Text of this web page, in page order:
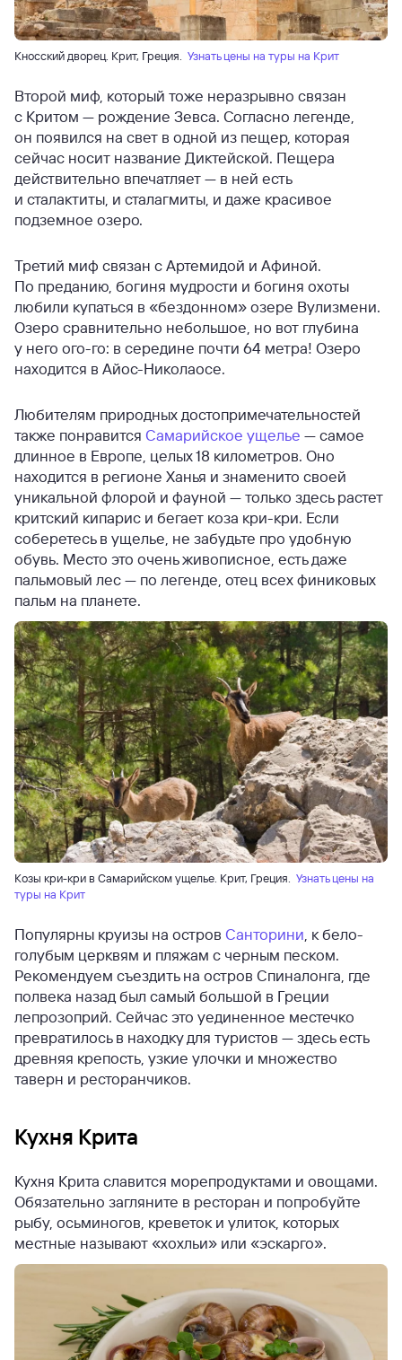
Кносский дворец. Крит, Греция. Узнать цены на туры на Крит
Второй миф, который тоже неразрывно связан
с Критом — рождение Зевса. Согласно легенде,
он появился на свет в одной из пещер, которая
сейчас носит название Диктейской. Пещера
действительно впечатляет — в ней есть
и сталактиты, и сталагмиты, и даже красивое
подземное озеро.
Третий миф связан с Артемидой и Афиной.
По преданию, богиня мудрости и богиня охоты
любили купаться в «бездонном» озере Вулизмени.
Озеро сравнительно небольшое, но вот глубина
у него ого-го: в середине почти 64 метра! Озеро
находится в Айос-Николаосе.
Любителям природных достопримечательностей
также понравится Самарийское ущелье — самое
длинное в Европе, целых 18 километров. Оно
находится в регионе Ханья и знаменито своей
уникальной флорой и фауной — только здесь растет
критский кипарис и бегает коза кри-кри. Если
соберетесь в ущелье, не забудьте про удобную
обувь. Место это очень живописное, есть даже
пальмовый лес — по легенде, отец всех финиковых
пальм на планете.
Козы кри-кри в Самарийском ущелье. Крит, Греция. Узнать цены на
туры на Крит
Популярны круизы на остров Санторини, к бело-
голубым церквям и пляжам с черным песком.
Рекомендуем съездить на остров Спиналонга, где
полвека назад был самый большой в Греции
лепрозоприй. Сейчас это уединенное местечко
превратилось в находку для туристов — здесь есть
древняя крепость, узкие улочки и множество
таверн и ресторанчиков.
Кухня Крита
Кухня Крита славится морепродуктами и овощами.
Обязательно загляните в ресторан и попробуйте
рыбу, осьминогов, креветок и улиток, которых
местные называют «хохльи» или «эскарго».